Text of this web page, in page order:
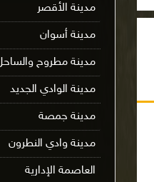
مدينة الأقصر
مدينة أسوان
مدينة مطروح
مدينة الوادي الجديد
مدينة جمصة
مدينة وادي النطرون
العاصمة الإدارية